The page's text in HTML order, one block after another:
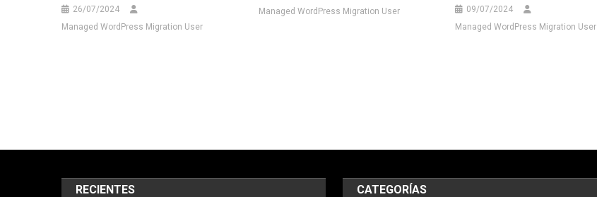
26/07/2024
Managed WordPress Migration User
Managed WordPress Migration User
09/07/2024
Managed WordPress Migration User
RECIENTES CATEGORÍAS